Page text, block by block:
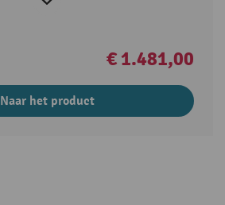
€ 1.481,00
Naar het product